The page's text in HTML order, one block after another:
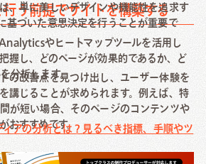
う前提でサイトを構築する
、単に美しいデザインや機能性を追求す
基づいた意思決定を行うことが重要で
やヒートマップツールを活用し
握し、どのページが効果的であるか、ど
分析します。
の改善点を見つけ出し、ユーザー体験を
講じることが求められます。例えば、特
が短い場合、そのページのコンテンツや
おすすめです。
ィアの分析とは？見るべき指標、手順やツ